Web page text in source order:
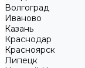
Волгоград
Иваново
Казань
Краснодар
Красноярск
Липецк